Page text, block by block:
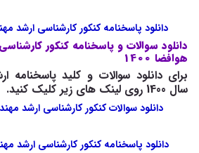
دانلود پاسخنامه کنکور کارشناسی ارشد
دانلود سوالات و پاسخنامه کنکور
هوافضا 1400
برای دانلود سوالات و کلید پاسخنامه
سال 1400 روی لینک های زیر کلیک کنید.
دانلود سوالات کنکور کارشناسی ارشد
دانلود پاسخنامه کنکور کارشناسی ارشد